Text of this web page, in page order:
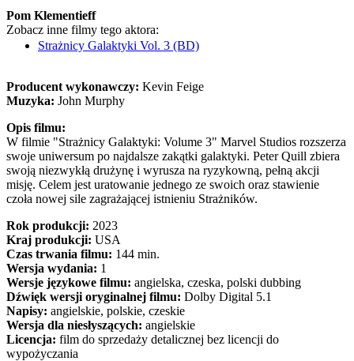
Pom Klementieff
Zobacz inne filmy tego aktora:
Strażnicy Galaktyki Vol. 3 (BD)
Producent wykonawczy: Kevin Feige
Muzyka: John Murphy
Opis filmu:
W filmie "Strażnicy Galaktyki: Volume 3" Marvel Studios rozszerza
swoje uniwersum po najdalsze zakątki galaktyki. Peter Quill zbiera
swoją niezwykłą drużynę i wyrusza na ryzykowną, pełną akcji
misję. Celem jest uratowanie jednego ze swoich oraz stawienie
czoła nowej sile zagrażającej istnieniu Strażników.
Rok produkcji: 2023
Kraj produkcji: USA
Czas trwania filmu: 144 min.
Wersja wydania: 1
Wersje językowe filmu: angielska, czeska, polski dubbing
Dźwięk wersji oryginalnej filmu: Dolby Digital 5.1
Napisy: angielskie, polskie, czeskie
Wersja dla niesłyszących: angielskie
Licencja: film do sprzedaży detalicznej bez licencji do
wypożyczania